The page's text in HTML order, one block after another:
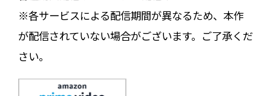
※各サービスによる配信期間が異なるため、本作
が配信されていない場合がございます。ご了承くだ
さい。